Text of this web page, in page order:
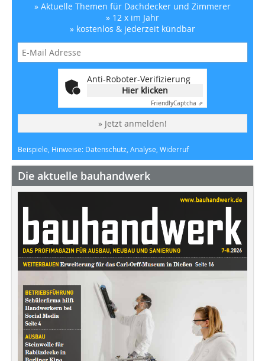
» Aktuelle Themen für Dachdecker und Zimmerer
» 12 x im Jahr
» kostenlos & jederzeit kündbar
Anti-Roboter-Verifizierung
Hier klicken
FriendlyCaptcha ⇗
» Jetzt anmelden!
Beispiele, Hinweise: Datenschutz, Analyse, Widerruf
Die aktuelle bauhandwerk